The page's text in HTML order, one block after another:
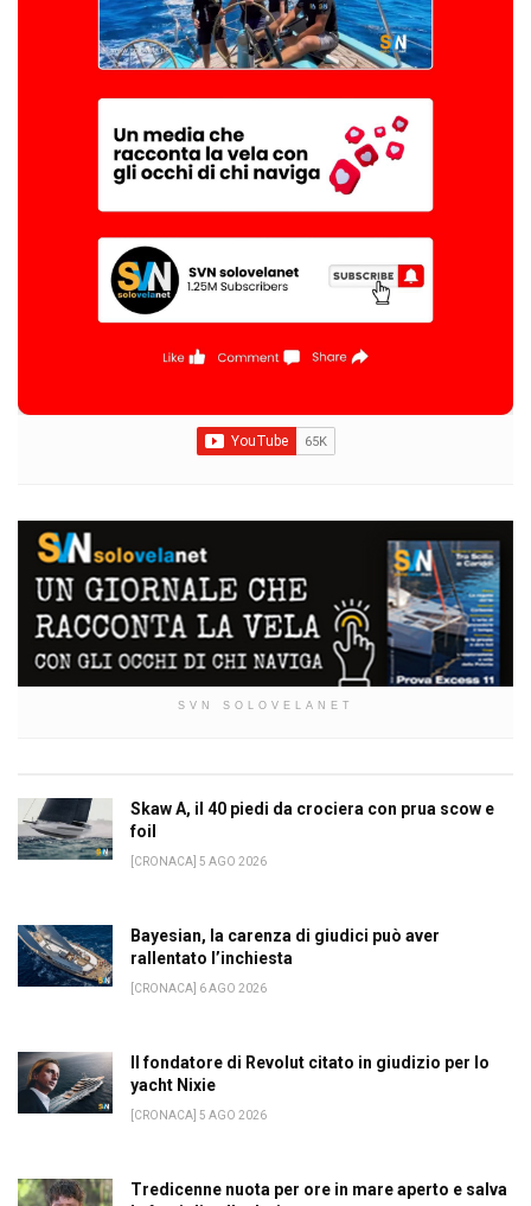
SVN SOLOVELANET
Skaw A, il 40 piedi da crociera con prua scow e
foil
[CRONACA] 5 AGO 2026
Bayesian, la carenza di giudici può aver
rallentato l’inchiesta
[CRONACA] 6 AGO 2026
Il fondatore di Revolut citato in giudizio per lo
yacht Nixie
[CRONACA] 5 AGO 2026
Tredicenne nuota per ore in mare aperto e salva